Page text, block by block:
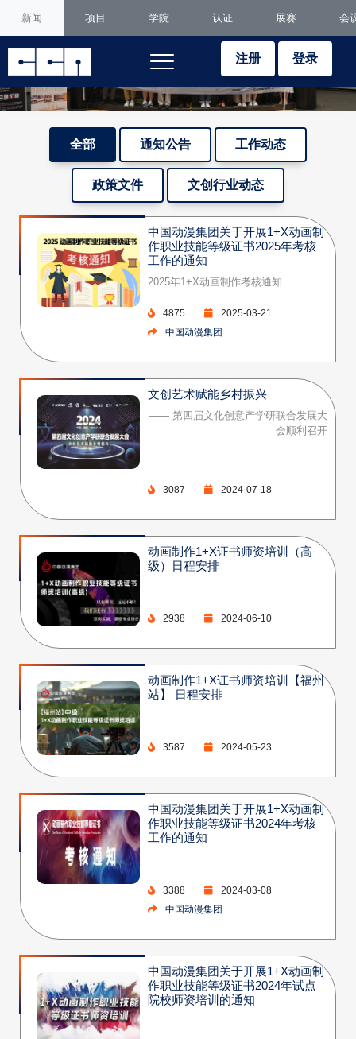
新闻 项目 学院 认证 展赛 会
注册 登录
全部 通知公告 工作动态
政策文件 文创行业动态
中国动漫集团关于开展1+X动画制
作职业技能等级证书2025年考核
工作的通知
2025年1+X动画制作考核通知
4875
2025-03-21
中国动漫集团
文创艺术赋能乡村振兴
—— 第四届文化创意产学研联合发展大
会顺利召开
3087 2024-07-18
动画制作1+X证书师资培训（高
级）日程安排
2938 2024-06-10
动画制作1+X证书师资培训【福州
站】 日程安排
3587 2024-05-23
中国动漫集团关于开展1+X动画制
作职业技能等级证书2024年考核
工作的通知
3388
2024-03-08
中国动漫集团
中国动漫集团关于开展1+X动画制
作职业技能等级证书2024年试点
院校师资培训的通知